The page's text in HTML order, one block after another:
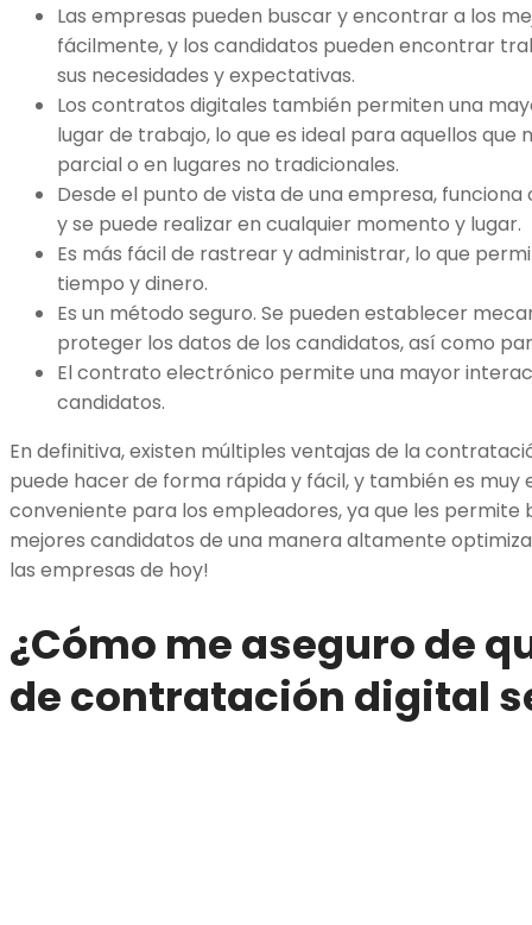
Las empresas pueden buscar y encontrar a los
fácilmente, y los candidatos pueden encontrar
sus necesidades y expectativas.
Los contratos digitales también permiten una
lugar de trabajo, lo que es ideal para aquellos
parcial o en lugares no tradicionales.
Desde el punto de vista de una empresa,
y se puede realizar en cualquier momento y lugar.
Es más fácil de rastrear y administrar, lo que
tiempo y dinero.
Es un método seguro. Se pueden establecer
proteger los datos de los candidatos, así como
El contrato electrónico permite una mayor
candidatos.
En definitiva, existen múltiples ventajas de la
puede hacer de forma rápida y fácil, y también es muy
conveniente para los empleadores, ya que les permite
mejores candidatos de una manera altamente
las empresas de hoy!
¿Cómo me aseguro de
de contratación digital